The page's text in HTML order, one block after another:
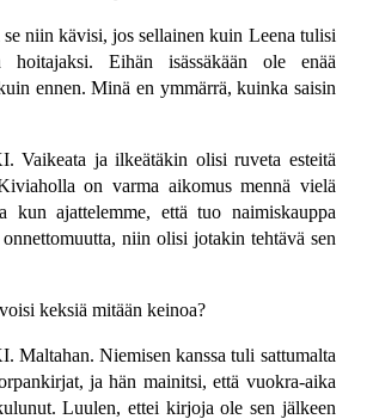
niin kävisi, jos sellainen kuin Leena tulisi
hoitajaksi. Eihän isässäkään ole enää
ennen. Minä en ymmärrä, kuinka saisin
Vaikeata ja ilkeätäkin olisi ruveta esteitä
on varma aikomus mennä vielä
kun ajattelemme, että tuo naimiskauppa
niin olisi jotakin tehtävä sen
keksiä mitään keinoa?
Maltahan. Niemisen kanssa tuli sattumalta
ja hän mainitsi, että vuokra-aika
Luulen, ettei kirjoja ole sen jälkeen